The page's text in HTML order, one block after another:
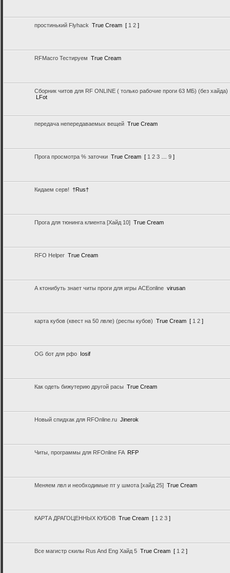
простинький Flyhack True Cream [ 1 2 ]
RFMacro Тестируем True Cream
Сборник читов для RF ONLINE ( только рабочие проги 63 МБ) (без хайда)
LFot
передача непередаваемых вещей True Cream
Прога просмотра % заточки True Cream [ 1 2 3 9 ]
Кидаем серв! †Rus†
Прога для тюнинга клиента [Хайд 10] True Cream
RFO Helper True Cream
А ктонибуть знает читы проги для игры ACEonline virusan
карта кубов (квест на 50 лвле) (респы кубов) True Cream [ 1 2 ]
OG бот для рфо Iosif
Как одеть бижутерию другой расы True Cream
Новый спидхак для RFOnline.ru Jinerok
Читы, программы для RFOnline FA RFP
Меняем лвл и необходимые пт у шмота [хайд 25] True Cream
КАРТА ДРАГОЦЕННЫХ КУБОВ True Cream [ 1 2 3 ]
Все магистр скилы Rus And Eng Хайд 5 True Cream [ 1 2 ]